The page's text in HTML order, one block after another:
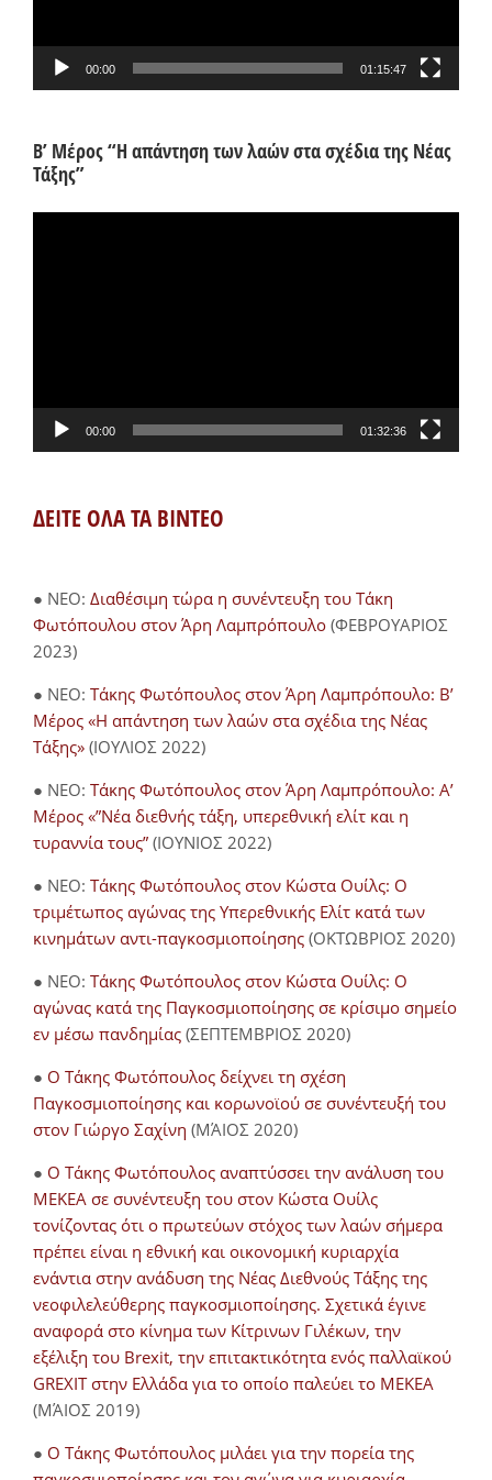
00:00 01:15:47
Β’ Μέρος “Η απάντηση των λαών στα σχέδια της Νέας
Τάξης”
00:00 01:32:36
ΔΕΙΤΕ ΟΛΑ ΤΑ ΒΙΝΤΕΟ
● NEO: Διαθέσιμη τώρα η συνέντευξη του Τάκη
Φωτόπουλου στον Άρη Λαμπρόπουλο (ΦΕΒΡΟΥΑΡΙΟΣ
2023)
● NEO: Τάκης Φωτόπουλος στον Άρη Λαμπρόπουλο: Β’
Μέρος «Η απάντηση των λαών στα σχέδια της Νέας
Τάξης» (ΙΟΥΛΙΟΣ 2022)
● NEO: Τάκης Φωτόπουλος στον Άρη Λαμπρόπουλο: Α’
Μέρος «”Νέα διεθνής τάξη, υπερεθνική ελίτ και η
τυραννία τους” (ΙΟΥΝΙΟΣ 2022)
● NEO: Τάκης Φωτόπουλος στον Κώστα Ουίλς: Ο
τριμέτωπος αγώνας της Υπερεθνικής Ελίτ κατά των
κινημάτων αντι-παγκοσμιοποίησης (ΟΚΤΩΒΡΙΟΣ 2020)
● NEO: Τάκης Φωτόπουλος στον Κώστα Ουίλς: Ο
αγώνας κατά της Παγκοσμιοποίησης σε κρίσιμο σημείο
εν μέσω πανδημίας (ΣΕΠΤΕΜΒΡΙΟΣ 2020)
● Ο Τάκης Φωτόπουλος δείχνει τη σχέση
Παγκοσμιοποίησης και κορωνοϊού σε συνέντευξή του
στον Γιώργο Σαχίνη (ΜΆΙΟΣ 2020)
● O Τάκης Φωτόπουλος αναπτύσσει την ανάλυση του
ΜΕΚΕΑ σε συνέντευξη του στον Κώστα Ουίλς
τονίζοντας ότι ο πρωτεύων στόχος των λαών σήμερα
πρέπει είναι η εθνική και οικονομική κυριαρχία
ενάντια στην ανάδυση της Νέας Διεθνούς Τάξης της
νεοφιλελεύθερης παγκοσμιοποίησης. Σχετικά έγινε
αναφορά στο κίνημα των Κίτρινων Γιλέκων, την
εξέλιξη του Brexit, την επιτακτικότητα ενός παλλαϊκού
GREXIT στην Ελλάδα για το οποίο παλεύει το ΜΕΚΕΑ
(ΜΆΙΟΣ 2019)
● Ο Τάκης Φωτόπουλος μιλάει για την πορεία της